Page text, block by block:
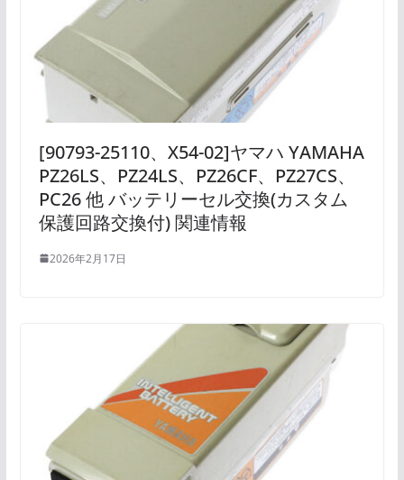
[90793-25110、X54-02]ヤマハ YAMAHA
PZ26LS、PZ24LS、PZ26CF、PZ27CS、
PC26 他 バッテリーセル交換(カスタム
保護回路交換付) 関連情報
2026年2月17日